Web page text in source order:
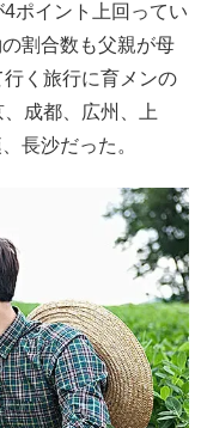
ポイント上回ってい
割合数も父親が母
く旅行に育メンの
成都、広州、上
長沙だった。